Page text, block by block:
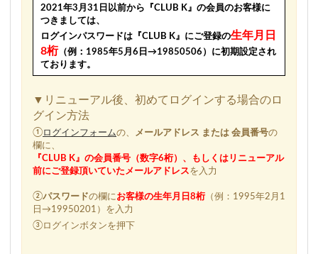
2021年3月31日以前から『CLUB K』の会員のお客様に
つきましては、
ログインパスワードは『CLUB K』にご登録の生年月日
8桁（例：1985年5月6日→19850506）に初期設定され
ております。
▼リニューアル後、初めてログインする場合のロ
グイン方法
①ログインフォームの、 メールアドレス または 会員番号の
欄に、
『CLUB K』の会員番号（数字6桁）、もしくはリニューアル
前にご登録頂いていたメールアドレスを入力
②パスワードの欄にお客様の生年月日8桁 （例：1995年2月1
日→19950201）を入力
③ログインボタンを押下